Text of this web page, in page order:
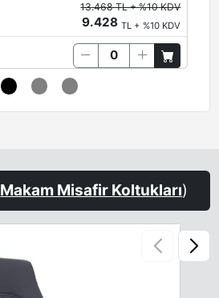
13.468 TL + %10 KDV
9.428TL + %10 KDV
Makam Misafir Koltukları)